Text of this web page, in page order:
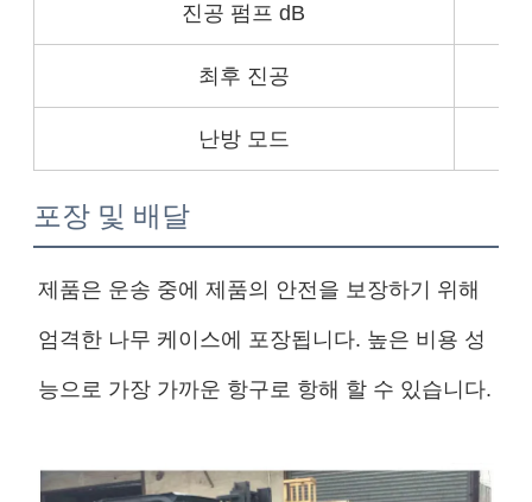
진공 펌프 dB
최후 진공
난방 모드
포장 및 배달
제품은 운송 중에 제품의 안전을 보장하기 위해
엄격한 나무 케이스에 포장됩니다. 높은 비용 성
능으로 가장 가까운 항구로 항해 할 수 있습니다.